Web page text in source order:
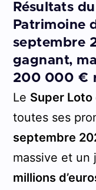
Résultats
Patrimoine
septembre
gagnant,
200 000 €
Le Super
toutes ses
septembre
massive et un
millions